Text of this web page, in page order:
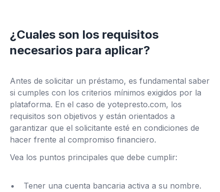
¿Cuales son los requisitos
necesarios para aplicar?
Antes de solicitar un préstamo, es fundamental saber
si cumples con los criterios mínimos exigidos por la
plataforma. En el caso de yotepresto.com, los
requisitos son objetivos y están orientados a
garantizar que el solicitante esté en condiciones de
hacer frente al compromiso financiero.
Vea los puntos principales que debe cumplir:
Tener una cuenta bancaria activa a su nombre.